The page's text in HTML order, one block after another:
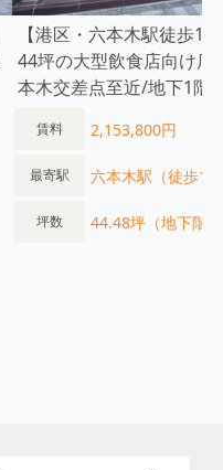
【港区・六本木駅徒歩1
44坪の大型飲食店向け店
本木交差点至近/地下1階
賃料 2,153,800円
最寄駅 六本木駅（徒歩1
坪数 44.48坪（地下階）